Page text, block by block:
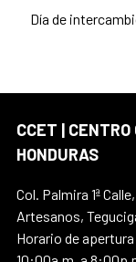
Día de
CCET |
HONDURAS
Col. Palmira 1ª
Artesanos,
Horario de